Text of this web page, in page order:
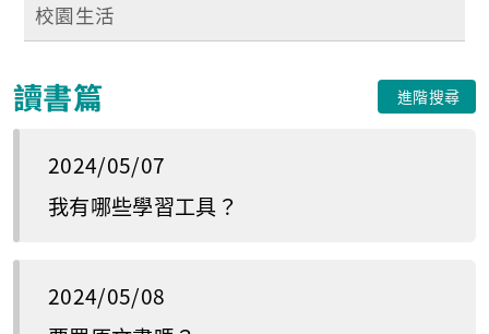
校園生活
讀書篇 進階搜尋
2024/05/07
我有哪些學習工具？
2024/05/08